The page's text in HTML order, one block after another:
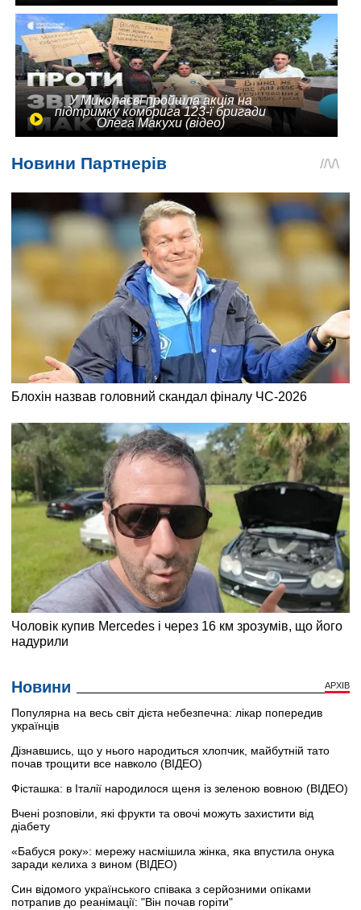
У Миколаєві пройшла акція на
підтримку комбрига 123-ї бригади
Олега Макухи (відео)
Новини АРХІВ
Популярна на весь світ дієта небезпечна: лікар попередив
українців
Дізнавшись, що у нього народиться хлопчик, майбутній тато
почав трощити все навколо (ВІДЕО)
Фісташка: в Італії народилося щеня із зеленою вовною (ВІДЕО)
Вчені розповіли, які фрукти та овочі можуть захистити від
діабету
«Бабуся року»: мережу насмішила жінка, яка впустила онука
заради келиха з вином (ВІДЕО)
Син відомого українського співака з серйозними опіками
потрапив до реанімації: "Він почав горіти"